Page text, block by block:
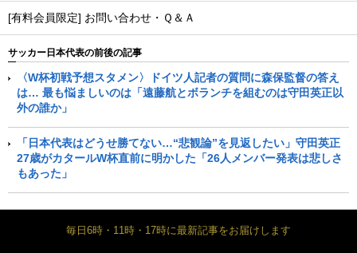
[有料会員限定] お問い合わせ・Ｑ＆Ａ
サッカー日本代表の前後の記事
〈W杯初戦予想スタメン〉ドイツ人記者の質問に森保監督の答え
は… 最も悩ましいのは「遠藤航とボランチを組むのは守田英正以
外の誰か」
「日本代表はどうせ勝てない…“悲観論”を見返したい」守田英正
27歳がカタールW杯直前に明かした「26人メンバー発表は悲しさ
もあった」
毎日6時・11時・17時に最新記事をお届けします